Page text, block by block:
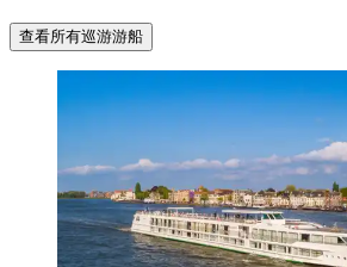
查看所有巡游游船